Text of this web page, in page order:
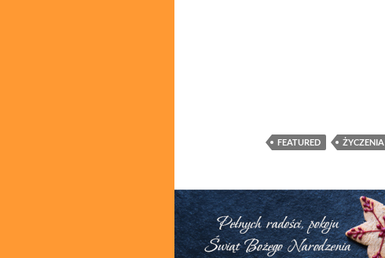
FEATURED ŻYCZENIA